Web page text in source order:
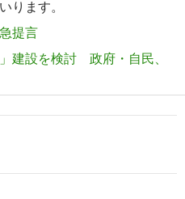
ります。
提言
建設を検討 政府・自民、